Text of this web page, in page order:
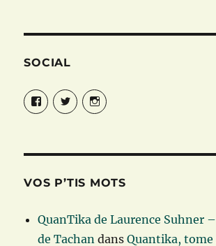
SOCIAL
FacebookTwitterInstagram
VOS P’TIS MOTS
QuanTika de Laurence Suhner
de Tachan dansQuantika, tome